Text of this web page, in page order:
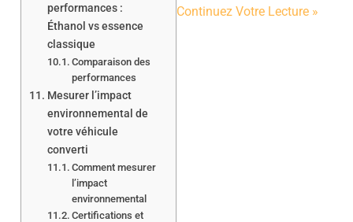
performances :
Éthanol vs essence
classique
Comparaison des
performances
Mesurer l’impact
environnemental de
votre véhicule
converti
Comment mesurer
l’impact
environnemental
Certifications et
Continuez Votre Lecture »